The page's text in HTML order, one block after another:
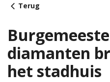
Terug
diamanten
het stadhuis